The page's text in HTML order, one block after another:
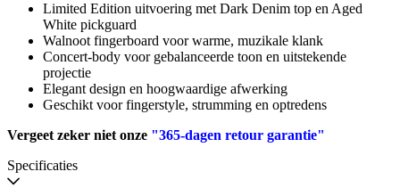
Limited Edition uitvoering met Dark Denim top en Aged
White pickguard
Walnoot fingerboard voor warme, muzikale klank
Concert-body voor gebalanceerde toon en uitstekende
projectie
Elegant design en hoogwaardige afwerking
Geschikt voor fingerstyle, strumming en optredens
Vergeet zeker niet onze "365-dagen retour garantie"
Specificaties